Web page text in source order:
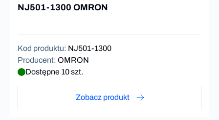
NJ501-1300 OMRON
Kod produktu: NJ501-1300
Producent: OMRON
Dostępne 10 szt.
Zobacz produkt